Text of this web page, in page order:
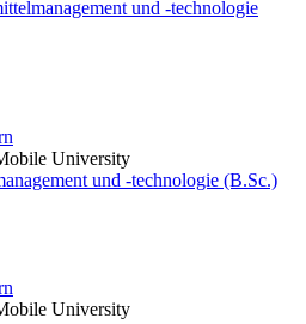
und -technologie
University
und -technologie (B.Sc.)
University